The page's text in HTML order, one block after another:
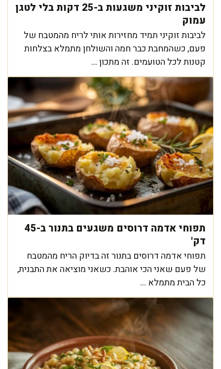
לביבות זוקיני משגעות ב-25 דקות בלי לטגן
עמוק
לביבות זוקיני תמיד מחזירות אותי לריח מהמטבח של
פעם, כשהמחבת כבר חמה והשולחן מתמלא בצלחות
קטנות לכל הטועמים. זה מתכון ...
תפוחי אדמה דרוסים משגעים בתנור ב-45
דק'
תפוחי אדמה דרוסים בתנור זה בדיוק הריח מהמטבח
של פעם שאני הכי אוהבת. כשאני מוציאה את התבנית,
כל הבית מתמלא ...